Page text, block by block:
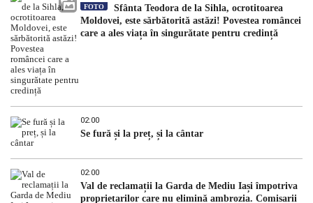
FOTO
Sfânta Teodora de la Sihla, ocrotitoarea
Moldovei, este sărbătorită astăzi! Povestea româncei
care a ales viața în singurătate pentru credință
02:00
Se fură și la preț, și la cântar
02:00
Val de reclamații la Garda de Mediu Iași împotriva
proprietarilor care nu elimină ambrozia. Comisarii